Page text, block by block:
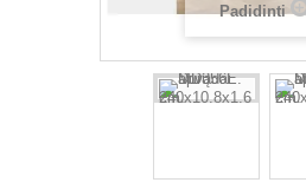
Padidinti